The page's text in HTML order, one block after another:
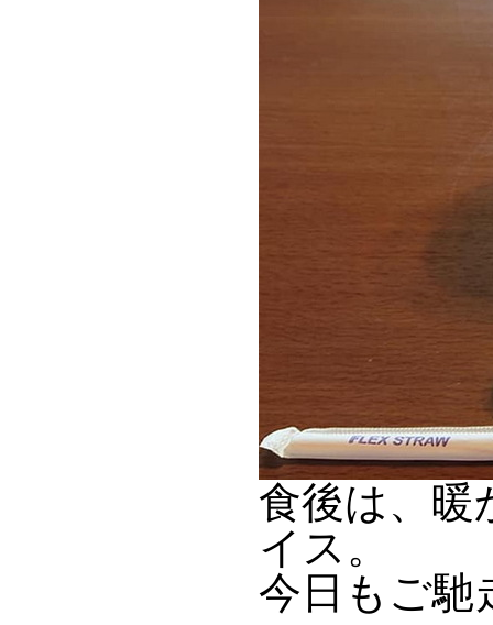
食後は、暖
イス。
今日もご馳